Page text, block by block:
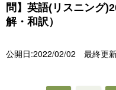
問】英語(リスニング
解・和訳）
公開日:2022/02/02 最終更